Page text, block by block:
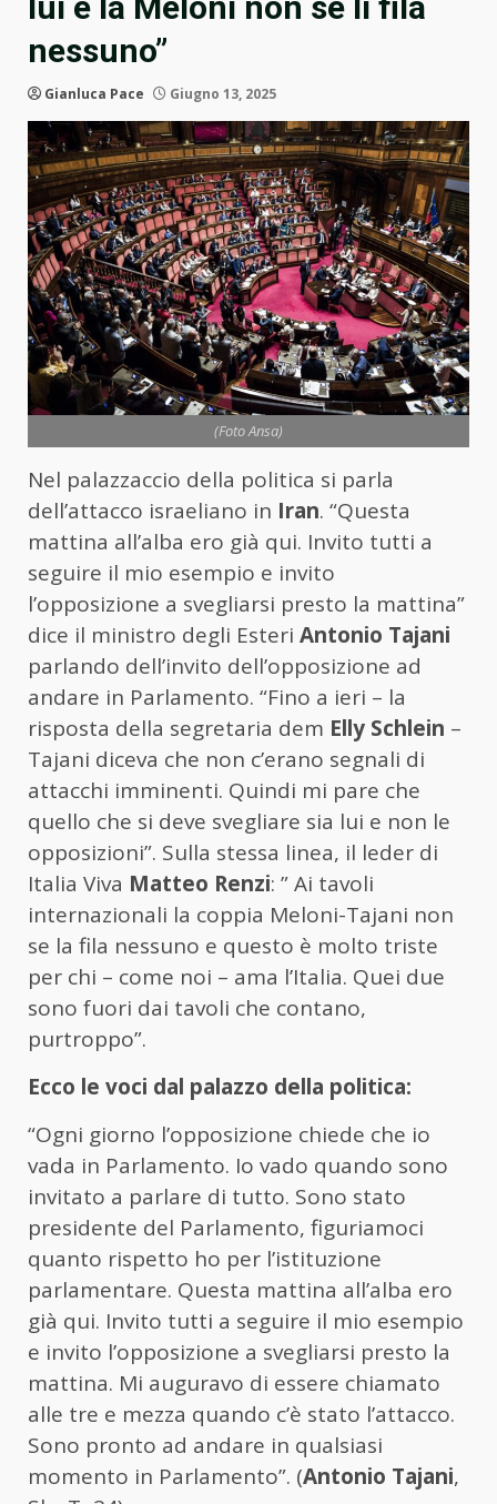
nessuno”
Gianluca Pace Giugno 13, 2025
(Foto Ansa)
Nel palazzaccio della politica si parla
dell’attacco israeliano in Iran. “Questa
mattina all’alba ero già qui. Invito tutti a
seguire il mio esempio e invito
l’opposizione a svegliarsi presto la mattina”
dice il ministro degli Esteri Antonio Tajani
parlando dell’invito dell’opposizione ad
andare in Parlamento. “Fino a ieri – la
risposta della segretaria dem Elly Schlein –
Tajani diceva che non c’erano segnali di
attacchi imminenti. Quindi mi pare che
quello che si deve svegliare sia lui e non le
opposizioni”. Sulla stessa linea, il leder di
Italia Viva Matteo Renzi: ” Ai tavoli
internazionali la coppia Meloni-Tajani non
se la fila nessuno e questo è molto triste
per chi – come noi – ama l’Italia. Quei due
sono fuori dai tavoli che contano,
purtroppo”.
Ecco le voci dal palazzo della politica:
“Ogni giorno l’opposizione chiede che io
vada in Parlamento. Io vado quando sono
invitato a parlare di tutto. Sono stato
presidente del Parlamento, figuriamoci
quanto rispetto ho per l’istituzione
parlamentare. Questa mattina all’alba ero
già qui. Invito tutti a seguire il mio esempio
e invito l’opposizione a svegliarsi presto la
mattina. Mi auguravo di essere chiamato
alle tre e mezza quando c’è stato l’attacco.
Sono pronto ad andare in qualsiasi
momento in Parlamento”. (Antonio Tajani,